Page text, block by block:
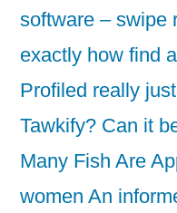
software – swipe
exactly how find
Profiled really
Tawkify? Can it
Many Fish Are
women An